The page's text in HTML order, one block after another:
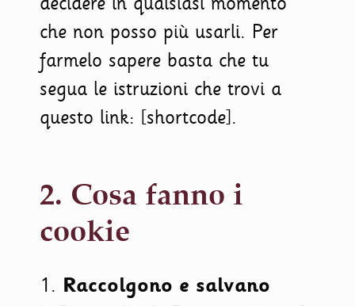
che non posso più usarli. Per
farmelo sapere basta che tu
segua le istruzioni che trovi a
questo link: [shortcode].
2. Cosa fanno i
cookie
1. Raccolgono e salvano